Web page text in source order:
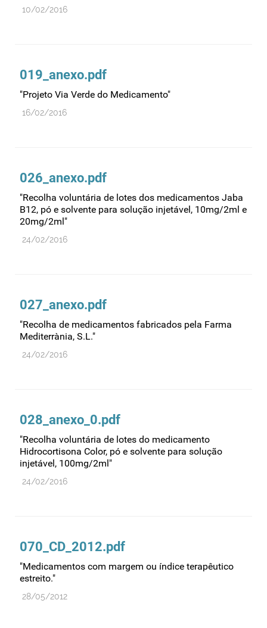
Legislação
Manutenção no mercado
Medicamentos de uso humano
Medicamentos genéricos
Nanotecnologia
Planeamento
Plantas medicinais
Prescrição
Publicidade
Qualidade e normalização
Reações adversas
Relações internacionais
Substâncias controladas
Supervisão do mercado
Taxas
Vigilância de cosméticos
Vigilância de dispositivos médicos
10/02/2016
019_anexo.pdf
"Projeto Via Verde do Medicamento"
16/02/2016
026_anexo.pdf
"Recolha voluntária de lotes dos medicamentos Jaba
B12, pó e solvente para solução injetável, 10mg/2ml e
20mg/2ml"
24/02/2016
027_anexo.pdf
"Recolha de medicamentos fabricados pela Farma
Mediterrània, S.L."
24/02/2016
028_anexo_0.pdf
"Recolha voluntária de lotes do medicamento
Hidrocortisona Color, pó e solvente para solução
injetável, 100mg/2ml"
24/02/2016
070_CD_2012.pdf
"Medicamentos com margem ou índice terapêutico
estreito."
28/05/2012